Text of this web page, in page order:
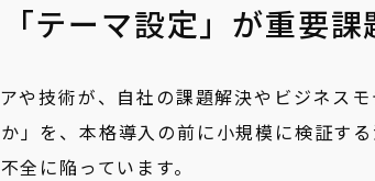
テーマ設定」が重要課
や技術が、自社の課題解決やビジネス
」を、本格導入の前に小規模に検証す
全に陥っています。